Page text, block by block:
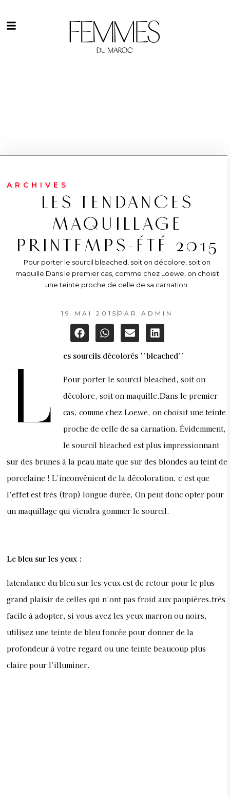
ARCHIVES
LES TENDANCES
MAQUILLAGE
PRINTEMPS-ÉTÉ 2015
Pour porter le sourcil bleached, soit on décolore, soit on
maquille.Dans le premier cas, comme chez Loewe, on choisit
une teinte proche de celle de sa carnation.
19 MAI 2015 PAR ADMIN
L es sourcils décolorés ‘’bleached’’
Pour porter le sourcil bleached, soit on
décolore, soit on maquille.Dans le premier
cas, comme chez Loewe, on choisit une teinte
proche de celle de sa carnation. Évidemment,
le sourcil bleached est plus impressionnant
sur des brunes à la peau mate que sur des blondes au teint de
porcelaine ! L’inconvénient de la décoloration, c’est que
l’effet est très (trop) longue durée, On peut donc opter pour
un maquillage qui viendra gommer le sourcil.
Le bleu sur les yeux :
latendance du bleu sur les yeux est de retour pour le plus
grand plaisir de celles qui n’ont pas froid aux paupières.très
facile à adopter, si vous avez les yeux marron ou noirs,
utilisez une teinte de bleu foncée pour donner de la
profondeur à votre regard ou une teinte beaucoup plus
claire pour l’illuminer.